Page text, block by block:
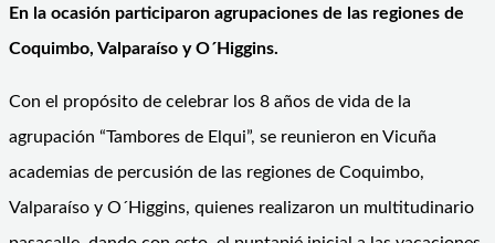
En la ocasión participaron agrupaciones de las regiones de
Coquimbo, Valparaíso y O´Higgins.
Con el propósito de celebrar los 8 años de vida de la
agrupación “Tambores de Elqui”, se reunieron en Vicuña
academias de percusión de las regiones de Coquimbo,
Valparaíso y O´Higgins, quienes realizaron un multitudinario